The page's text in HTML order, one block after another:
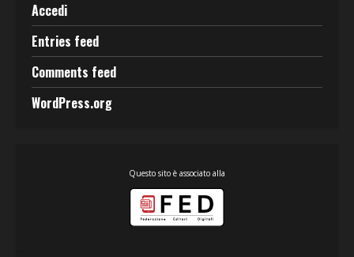
Accedi
Entries feed
Comments feed
WordPress.org
Questo sito è associato alla